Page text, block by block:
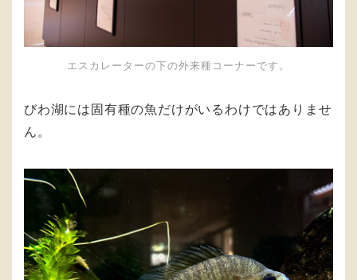
エスカレーターの下の外来種コーナーです。
びわ湖には固有種の魚だけがいるわけではありませ
ん。